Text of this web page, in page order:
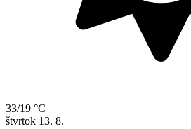
33/19 °C
štvrtok 13. 8.